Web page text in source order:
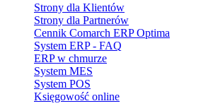
Strony dla Klientów
Strony dla Partnerów
Cennik Comarch ERP Optima
System ERP - FAQ
ERP w chmurze
System MES
System POS
Księgowość online